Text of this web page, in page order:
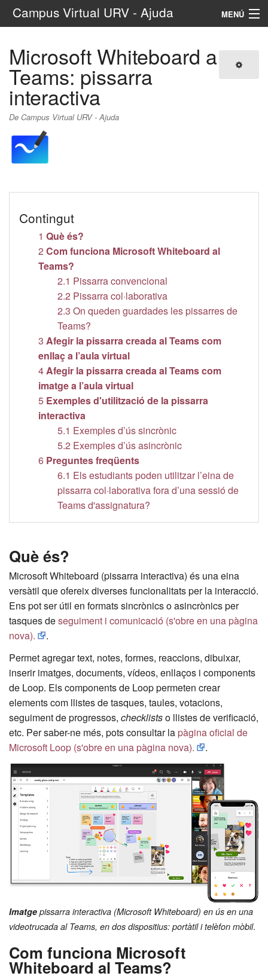
Campus Virtual URV - Ajuda MENÚ
Tradueix
Microsoft Whiteboard a
Teams: pissarra
interactiva
De Campus Virtual URV - Ajuda
Contingut
1 Què és?
2 Com funciona Microsoft Whiteboard al
Teams?
2.1 Pissarra convencional
2.2 Pissarra col·laborativa
2.3 On queden guardades les pissarres de
Teams?
3 Afegir la pissarra creada al Teams com
enllaç a l’aula virtual
4Afegir la pissarra creada al Teams com
imatge a l’aula virtual
5 Exemples d'utilització de la pissarra
interactiva
5.1 Exemples d’ús sincrònic
5.2 Exemples d’ús asincrònic
6 Preguntes freqüents
6.1 Els estudiants poden utilitzar l’eina de
pissarra col·laborativa fora d’una sessió de
Teams d'assignatura?
Què és?
Microsoft Whiteboard (pissarra interactiva) és una eina
versàtil que ofereix diverses funcionalitats per la interacció.
Ens pot ser útil en formats sincrònics o asincrònics per
tasques deseguiment i comunicació (s'obre en una pàgina
nova).
.
Permet agregar text, notes, formes, reaccions, dibuixar,
inserir imatges, documents, vídeos, enllaços i components
de Loop. Els components de Loop permeten crear
elements com llistes de tasques, taules, votacions,
seguiment de progressos, checklistso llistes de verificació,
etc. Per saber-ne més, pots consultar la pàgina oficial de
Microsoft Loop (s'obre en una pàgina nova).
.
Imatge pissarra interactiva (Microsoft Whiteboard) en ús en una
videotrucada al Teams, en dos dispositius: portàtil i telèfon mòbil.
Com funciona Microsoft
Whiteboard al Teams?